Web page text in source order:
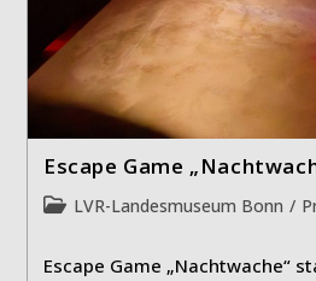
Escape Game
Beitrags-
LVR-Landesmuseum Bonn /
Escape Game „Nachtwache“